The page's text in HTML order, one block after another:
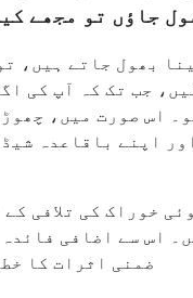
جاؤں تو مجھے
بھول جاتے ہیں،
جب تک کہ آپ کی
اس صورت میں،
اپنے باقاعدہ
خوراک کی تلافی
اس سے اضافی
ضمنی اثرات کا